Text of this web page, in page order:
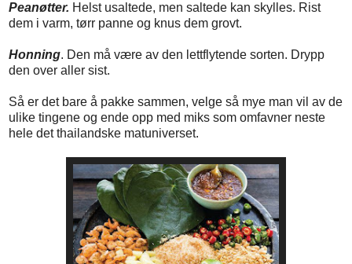
Peanøtter. Helst usaltede, men saltede kan skylles. Rist
dem i varm, tørr panne og knus dem grovt.
Honning. Den må være av den lettflytende sorten. Drypp
den over aller sist.
Så er det bare å pakke sammen, velge så mye man vil av de
ulike tingene og ende opp med miks som omfavner neste
hele det thailandske matuniverset.